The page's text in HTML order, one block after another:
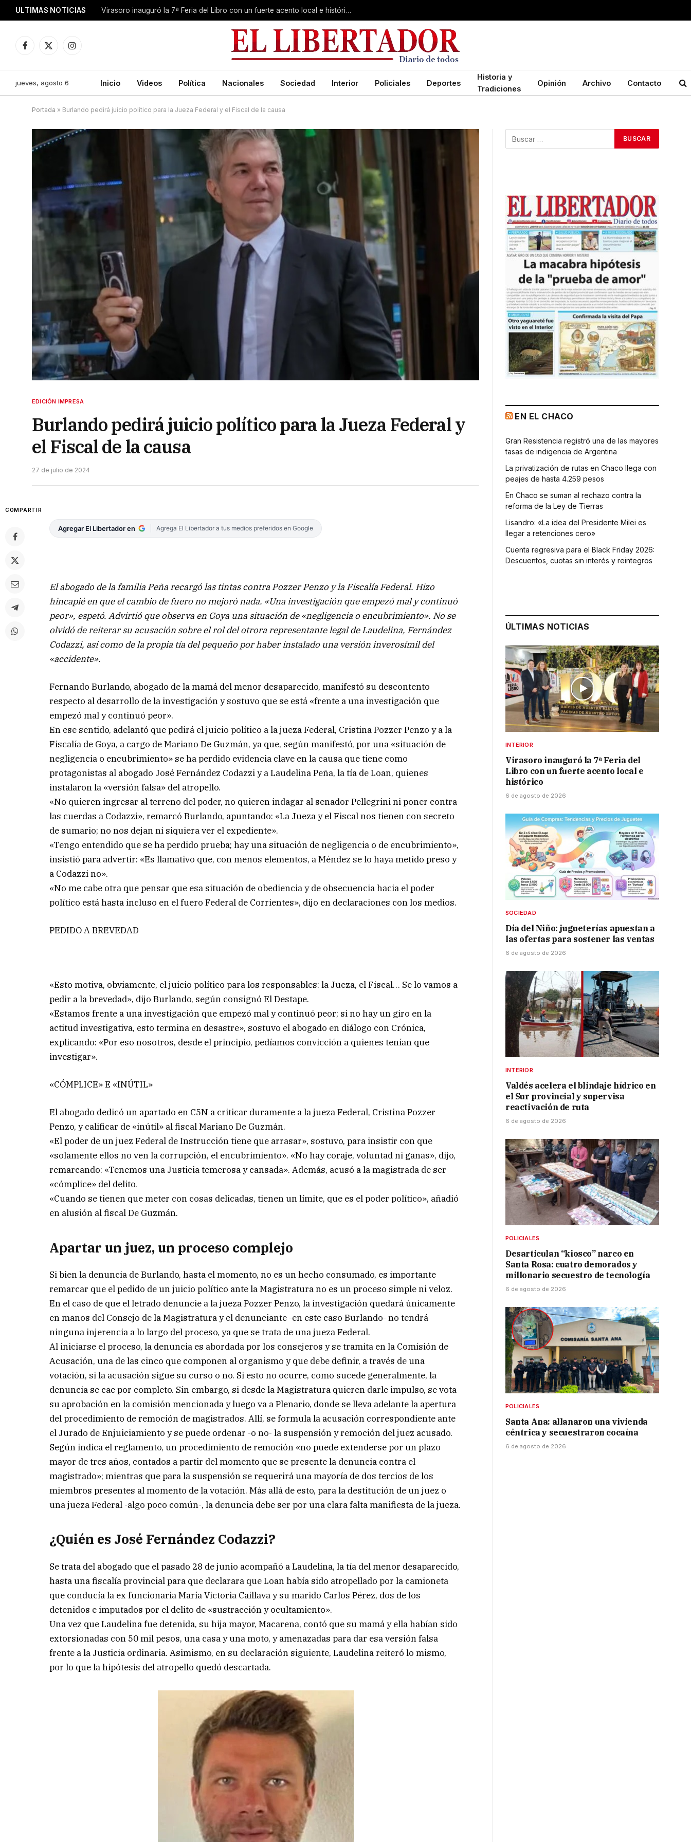
ULTIMAS NOTICIAS Virasoro inauguró la 7ª Feria del Libro con un fuerte acento local e histórico
Facebook
X
Instagram
jueves, agosto 6 Inicio Videos Política Nacionales Sociedad Interior Policiales Deportes
Historia y
Tradiciones
Opinión Archivo Contacto
Portada » Burlando pedirá juicio político para la Jueza Federal y el Fiscal de la causa
EDICIÓN IMPRESA
Burlando pedirá juicio político para la Jueza Federal y
el Fiscal de la causa
27 de julio de 2024
COMPARTIR
Agregar El Libertador en Agrega El Libertador a tus medios preferidos en Google
El abogado de la familia Peña recargó las tintas contra Pozzer Penzo y la Fiscalía Federal. Hizo
hincapié en que el cambio de fuero no mejoró nada. «Una investigación que empezó mal y continuó
peor», espetó. Advirtió que observa en Goya una situación de «negligencia o encubrimiento». No se
olvidó de reiterar su acusación sobre el rol del otrora representante legal de Laudelina, Fernández
Codazzi, así como de la propia tía del pequeño por haber instalado una versión inverosímil del
«accidente».
Fernando Burlando, abogado de la mamá del menor desaparecido, manifestó su descontento
respecto al desarrollo de la investigación y sostuvo que se está «frente a una investigación que
empezó mal y continuó peor».
En ese sentido, adelantó que pedirá el juicio político a la jueza Federal, Cristina Pozzer Penzo y a la
Fiscalía de Goya, a cargo de Mariano De Guzmán, ya que, según manifestó, por una «situación de
negligencia o encubrimiento» se ha perdido evidencia clave en la causa que tiene como
protagonistas al abogado José Fernández Codazzi y a Laudelina Peña, la tía de Loan, quienes
instalaron la «versión falsa» del atropello.
«No quieren ingresar al terreno del poder, no quieren indagar al senador Pellegrini ni poner contra
las cuerdas a Codazzi», remarcó Burlando, apuntando: «La Jueza y el Fiscal nos tienen con secreto
de sumario; no nos dejan ni siquiera ver el expediente».
«Tengo entendido que se ha perdido prueba; hay una situación de negligencia o de encubrimiento»,
insistió para advertir: «Es llamativo que, con menos elementos, a Méndez se lo haya metido preso y
a Codazzi no».
«No me cabe otra que pensar que esa situación de obediencia y de obsecuencia hacia el poder
político está hasta incluso en el fuero Federal de Corrientes», dijo en declaraciones con los medios.
PEDIDO A BREVEDAD
«Esto motiva, obviamente, el juicio político para los responsables: la Jueza, el Fiscal… Se lo vamos a
pedir a la brevedad», dijo Burlando, según consignó El Destape.
«Estamos frente a una investigación que empezó mal y continuó peor; si no hay un giro en la
actitud investigativa, esto termina en desastre», sostuvo el abogado en diálogo con Crónica,
explicando: «Por eso nosotros, desde el principio, pedíamos convicción a quienes tenían que
investigar».
«CÓMPLICE» E «INÚTIL»
El abogado dedicó un apartado en C5N a criticar duramente a la jueza Federal, Cristina Pozzer
Penzo, y calificar de «inútil» al fiscal Mariano De Guzmán.
«El poder de un juez Federal de Instrucción tiene que arrasar», sostuvo, para insistir con que
«solamente ellos no ven la corrupción, el encubrimiento». «No hay coraje, voluntad ni ganas», dijo,
remarcando: «Tenemos una Justicia temerosa y cansada». Además, acusó a la magistrada de ser
«cómplice» del delito.
«Cuando se tienen que meter con cosas delicadas, tienen un límite, que es el poder político», añadió
en alusión al fiscal De Guzmán.
Apartar un juez, un proceso complejo
Si bien la denuncia de Burlando, hasta el momento, no es un hecho consumado, es importante
remarcar que el pedido de un juicio político ante la Magistratura no es un proceso simple ni veloz.
En el caso de que el letrado denuncie a la jueza Pozzer Penzo, la investigación quedará únicamente
en manos del Consejo de la Magistratura y el denunciante -en este caso Burlando- no tendrá
ninguna injerencia a lo largo del proceso, ya que se trata de una jueza Federal.
Al iniciarse el proceso, la denuncia es abordada por los consejeros y se tramita en la Comisión de
Acusación, una de las cinco que componen al organismo y que debe definir, a través de una
votación, si la acusación sigue su curso o no. Si esto no ocurre, como sucede generalmente, la
denuncia se cae por completo. Sin embargo, si desde la Magistratura quieren darle impulso, se vota
su aprobación en la comisión mencionada y luego va a Plenario, donde se lleva adelante la apertura
del procedimiento de remoción de magistrados. Allí, se formula la acusación correspondiente ante
el Jurado de Enjuiciamiento y se puede ordenar -o no- la suspensión y remoción del juez acusado.
Según indica el reglamento, un procedimiento de remoción «no puede extenderse por un plazo
mayor de tres años, contados a partir del momento que se presente la denuncia contra el
magistrado»; mientras que para la suspensión se requerirá una mayoría de dos tercios de los
miembros presentes al momento de la votación. Más allá de esto, para la destitución de un juez o
una jueza Federal -algo poco común-, la denuncia debe ser por una clara falta manifiesta de la jueza.
¿Quién es José Fernández Codazzi?
Se trata del abogado que el pasado 28 de junio acompañó a Laudelina, la tía del menor desaparecido,
hasta una fiscalía provincial para que declarara que Loan había sido atropellado por la camioneta
que conducía la ex funcionaria María Victoria Caillava y su marido Carlos Pérez, dos de los
detenidos e imputados por el delito de «sustracción y ocultamiento».
Una vez que Laudelina fue detenida, su hija mayor, Macarena, contó que su mamá y ella habían sido
extorsionadas con 50 mil pesos, una casa y una moto, y amenazadas para dar esa versión falsa
frente a la Justicia ordinaria. Asimismo, en su declaración siguiente, Laudelina reiteró lo mismo,
por lo que la hipótesis del atropello quedó descartada.
EN EL CHACO
Gran Resistencia registró una de las mayores
tasas de indigencia de Argentina
La privatización de rutas en Chaco llega con
peajes de hasta 4.259 pesos
En Chaco se suman al rechazo contra la
reforma de la Ley de Tierras
Lisandro: «La idea del Presidente Milei es
llegar a retenciones cero»
Cuenta regresiva para el Black Friday 2026:
Descuentos, cuotas sin interés y reintegros
ÚLTIMAS NOTICIAS
INTERIOR
Virasoro inauguró la 7ª Feria del
Libro con un fuerte acento local e
histórico
6 de agosto de 2026
SOCIEDAD
Día del Niño: jugueterías apuestan a
las ofertas para sostener las ventas
6 de agosto de 2026
INTERIOR
Valdés acelera el blindaje hídrico en
el Sur provincial y supervisa
reactivación de ruta
6 de agosto de 2026
POLICIALES
Desarticulan “kiosco” narco en
Santa Rosa: cuatro demorados y
millonario secuestro de tecnología
6 de agosto de 2026
POLICIALES
Santa Ana: allanaron una vivienda
céntrica y secuestraron cocaína
6 de agosto de 2026